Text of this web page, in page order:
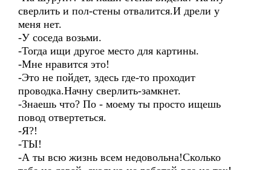
сверлить и пол-стены отвалится.И дрели у
меня нет.
-У соседа возьми.
-Тогда ищи другое место для картины.
-Мне нравится это!
-Это не пойдет, здесь где-то проходит
проводка.Начну сверлить-замкнет.
-Знаешь что? По - моему ты просто ищешь
повод отвертеться.
-Я?!
-ТЫ!
-А ты всю жизнь всем недовольна!Сколько